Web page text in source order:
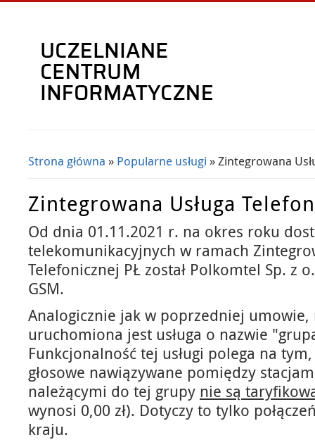
Jesteś tutaj
Strona główna » Popularne usługi » Zintegrowana
Zintegrowana Usługa
Od dnia 01.11.2021 r. na okres roku
telekomunikacyjnych w ramach
Telefonicznej PŁ został Polkomtel Sp. z
GSM.
Analogicznie jak w poprzedniej
uruchomiona jest usługa o nazwie
Funkcjonalność tej usługi polega na tym,
głosowe nawiązywane pomiędzy
należącymi do tej grupy nie są
wynosi 0,00 zł). Dotyczy to tylko
kraju.